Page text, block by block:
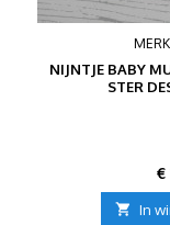
NIJNTJE BABY
STER
€
 In